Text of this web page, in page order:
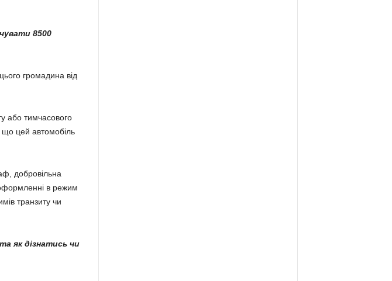
8500
громадина від
або тимчасового
що цей автомобіль
добровільна
в режим
транзиту чи
як дізнатись чи